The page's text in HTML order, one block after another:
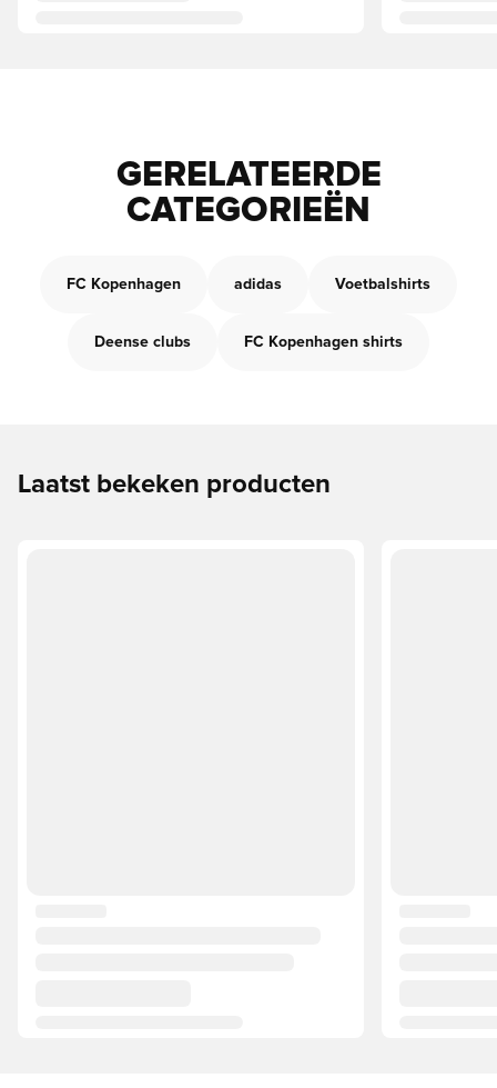
GERELATEERDE
CATEGORIEËN
FC Kopenhagen adidas Voetbalshirts
Deense clubs FC Kopenhagen shirts
Laatst bekeken producten